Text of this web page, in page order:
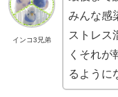
インコ3兄弟
みんな感
ストレス
くそれが
るように